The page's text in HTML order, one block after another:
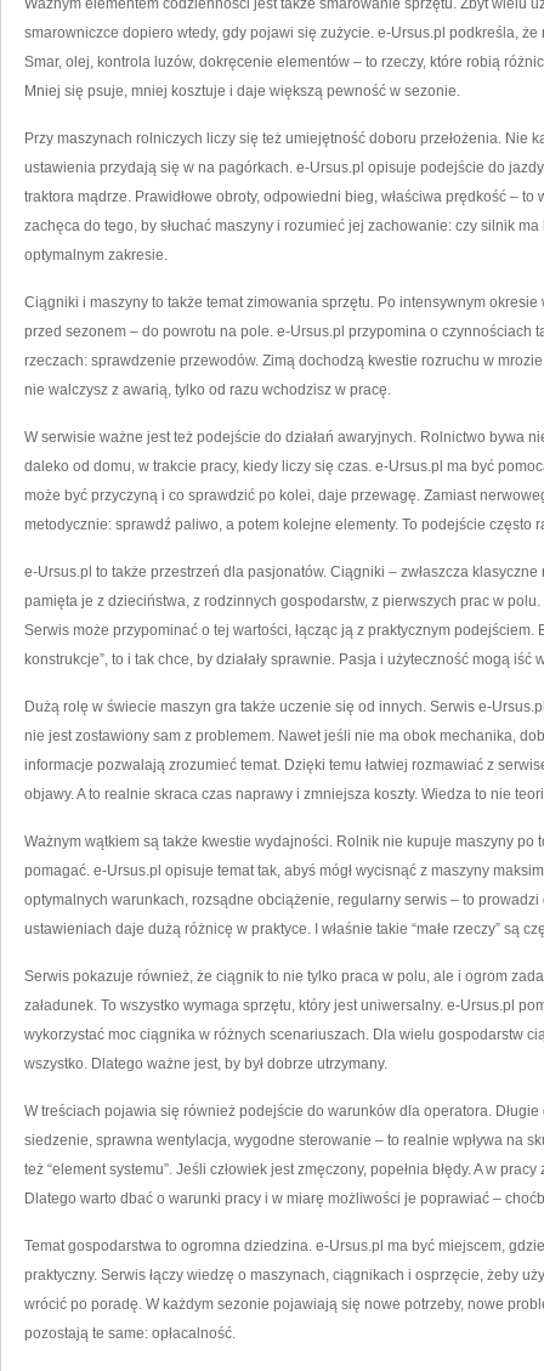
Ważnym elementem codzienności jest także smarowanie sprzętu. Zbyt wielu
smarowniczce dopiero wtedy, gdy pojawi się zużycie. e-Ursus.pl podkreśla,
Smar, olej, kontrola luzów, dokręcenie elementów – to rzeczy, które robią
Mniej się psuje, mniej kosztuje i daje większą pewność w sezonie.
Przy maszynach rolniczych liczy się też umiejętność doboru przełożenia. Nie
ustawienia przydają się w na pagórkach. e-Ursus.pl opisuje podejście do
traktora mądrze. Prawidłowe obroty, odpowiedni bieg, właściwa prędkość – to
zachęca do tego, by słuchać maszyny i rozumieć jej zachowanie: czy silnik
optymalnym zakresie.
Ciągniki i maszyny to także temat zimowania sprzętu. Po intensywnym
przed sezonem – do powrotu na pole. e-Ursus.pl przypomina o czynnościach
rzeczach: sprawdzenie przewodów. Zimą dochodzą kwestie rozruchu w
nie walczysz z awarią, tylko od razu wchodzisz w pracę.
W serwisie ważne jest też podejście do działań awaryjnych. Rolnictwo bywa
daleko od domu, w trakcie pracy, kiedy liczy się czas. e-Ursus.pl ma być
może być przyczyną i co sprawdzić po kolei, daje przewagę. Zamiast
metodycznie: sprawdź paliwo, a potem kolejne elementy. To podejście często
e-Ursus.pl to także przestrzeń dla pasjonatów. Ciągniki – zwłaszcza
pamięta je z dzieciństwa, z rodzinnych gospodarstw, z pierwszych prac w
Serwis może przypominać o tej wartości, łącząc ją z praktycznym podejściem.
konstrukcje”, to i tak chce, by działały sprawnie. Pasja i użyteczność mogą iść
Dużą rolę w świecie maszyn gra także uczenie się od innych. Serwis e-
nie jest zostawiony sam z problemem. Nawet jeśli nie ma obok mechanika,
informacje pozwalają zrozumieć temat. Dzięki temu łatwiej rozmawiać z
objawy. A to realnie skraca czas naprawy i zmniejsza koszty. Wiedza to nie
Ważnym wątkiem są także kwestie wydajności. Rolnik nie kupuje maszyny po
pomagać. e-Ursus.pl opisuje temat tak, abyś mógł wycisnąć z maszyny
optymalnych warunkach, rozsądne obciążenie, regularny serwis – to
ustawieniach daje dużą różnicę w praktyce. I właśnie takie “małe rzeczy” są
Serwis pokazuje również, że ciągnik to nie tylko praca w polu, ale i ogrom
załadunek. To wszystko wymaga sprzętu, który jest uniwersalny. e-Ursus.pl
wykorzystać moc ciągnika w różnych scenariuszach. Dla wielu gospodarstw
wszystko. Dlatego ważne jest, by był dobrze utrzymany.
W treściach pojawia się również podejście do warunków dla operatora.
siedzenie, sprawna wentylacja, wygodne sterowanie – to realnie wpływa na
też “element systemu”. Jeśli człowiek jest zmęczony, popełnia błędy. A w
Dlatego warto dbać o warunki pracy i w miarę możliwości je poprawiać –
Temat gospodarstwa to ogromna dziedzina. e-Ursus.pl ma być miejscem,
praktyczny. Serwis łączy wiedzę o maszynach, ciągnikach i osprzęcie, żeby
wrócić po poradę. W każdym sezonie pojawiają się nowe potrzeby, nowe
pozostają te same: opłacalność.